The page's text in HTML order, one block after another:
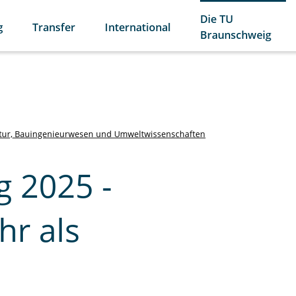
Transfer International
Die TU
Braunschweig
Bauingenieurwesen und Umweltwissenschaften
2025 -
als